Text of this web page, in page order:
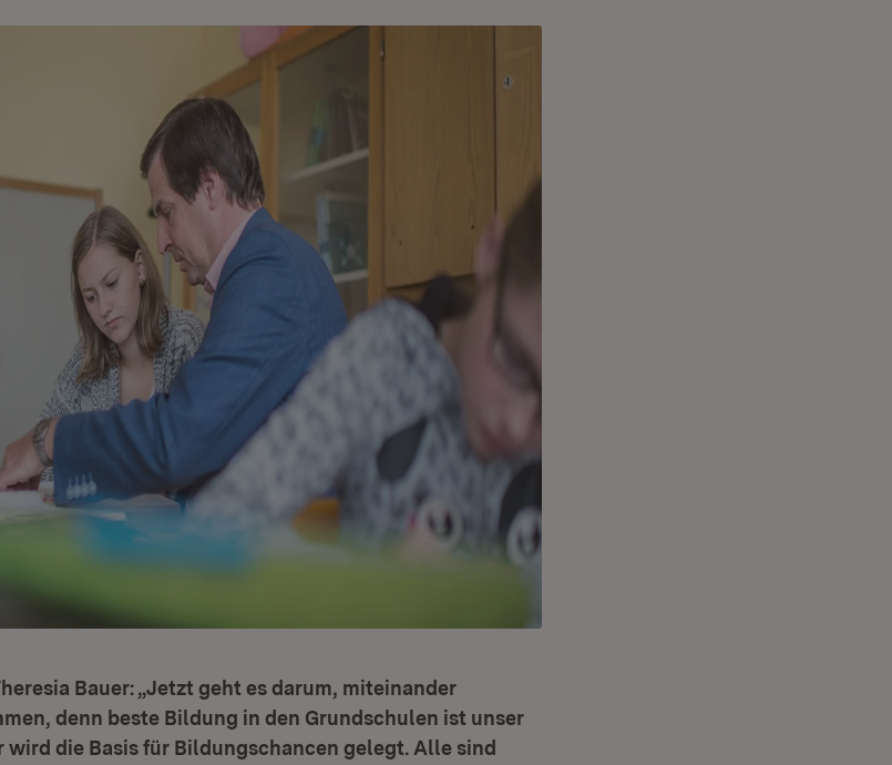
Bauer: „Jetzt geht es darum, miteinander
denn beste Bildung in den Grundschulen ist unser
wird die Basis für Bildungschancen gelegt. Alle sind